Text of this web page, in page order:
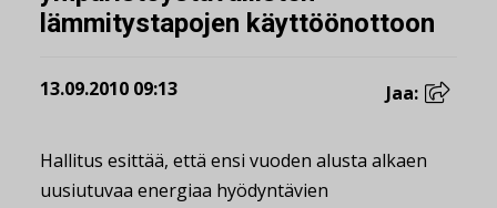
lämmitystapojen käyttöönottoon
13.09.2010 09:13 Jaa:
Hallitus esittää, että ensi vuoden alusta alkaen
uusiutuvaa energiaa hyödyntävien